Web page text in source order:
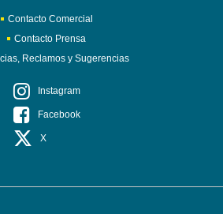
Contacto Comercial
Contacto Prensa
Reclamos y Sugerencias
Instagram
Facebook
X